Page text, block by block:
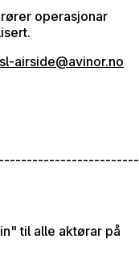
operasjonar
airside@avinor.no
til alle aktørar på